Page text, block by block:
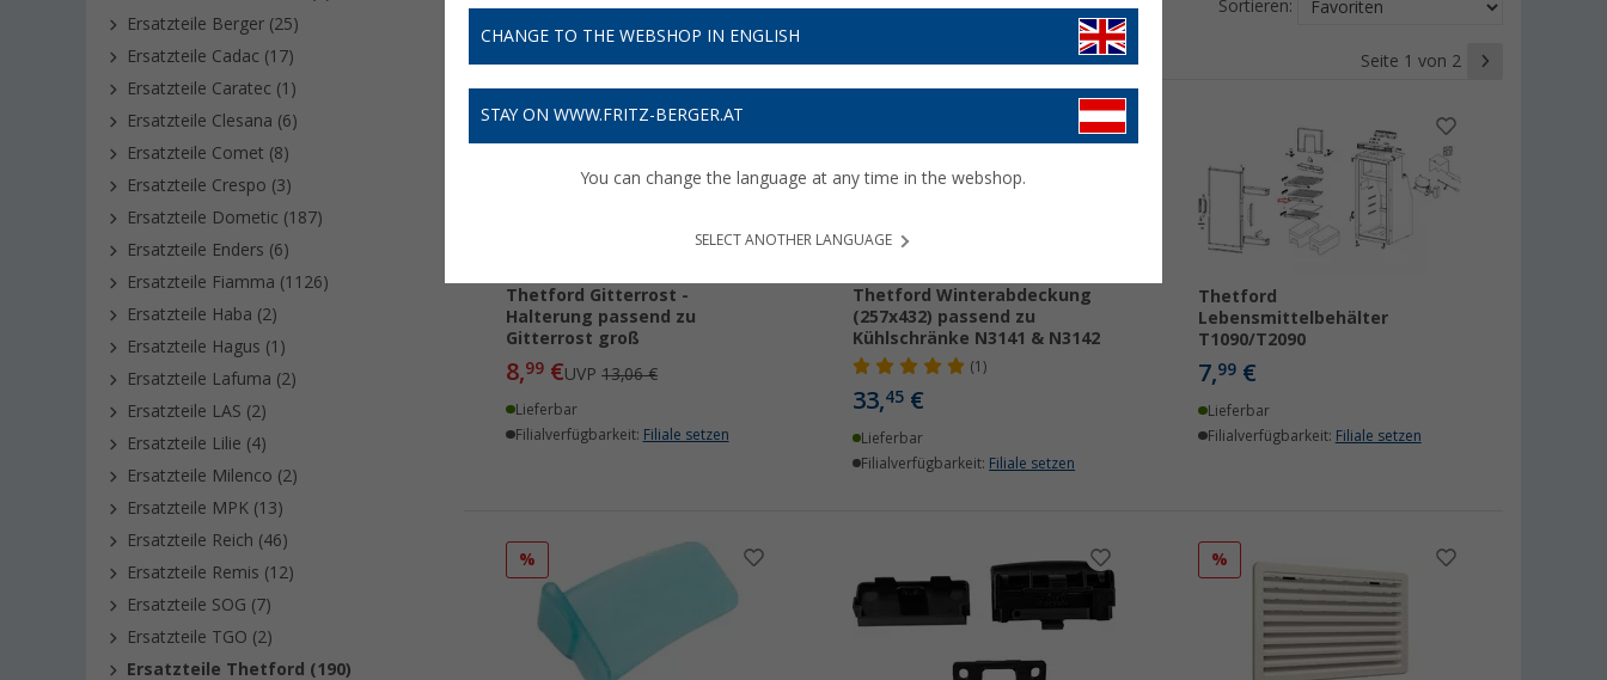
Ersatzteile Berger (25)
Ersatzteile Cadac (17)
Ersatzteile Caratec (1)
Ersatzteile Clesana (6)
Ersatzteile Comet (8)
Ersatzteile Crespo (3)
Ersatzteile Dometic (187)
Ersatzteile Enders (6)
Ersatzteile Fiamma (1126)
Ersatzteile Haba (2)
Ersatzteile Hagus (1)
Ersatzteile Lafuma (2)
Ersatzteile LAS (2)
Ersatzteile Lilie (4)
Ersatzteile Milenco (2)
Ersatzteile MPK (13)
Ersatzteile Reich (46)
Ersatzteile Remis (12)
Ersatzteile SOG (7)
Ersatzteile TGO (2)
Ersatzteile Thetford (190)
Sortieren:
Seite 1 von 2
%
Thetford Gitterrost -
Halterung passend zu
Gitterrost groß
8,99 €UVP13,06 €
Lieferbar
Filialverfügbarkeit: Filiale setzen
Thetford Winterabdeckung
(257x432) passend zu
Kühlschränke N3141 & N3142
(1)
33,45€
Lieferbar
Filialverfügbarkeit: Filiale setzen
Thetford
Lebensmittelbehälter
T1090/T2090
7,99 €
Lieferbar
Filialverfügbarkeit: Filiale setzen
% %
CHANGE TO THE WEBSHOP IN ENGLISH
STAY ON WWW.FRITZ-BERGER.AT
You can change the language at any time in the webshop.
SELECT ANOTHER LANGUAGE